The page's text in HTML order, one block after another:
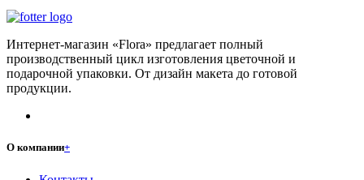
Интернет-магазин «Flora» предлагает полный
производственный цикл изготовления цветочной и
подарочной упаковки. От дизайн макета до готовой
продукции.
О компании+